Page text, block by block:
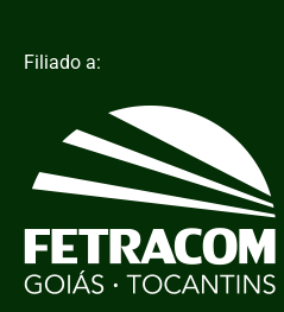
Filiado a: